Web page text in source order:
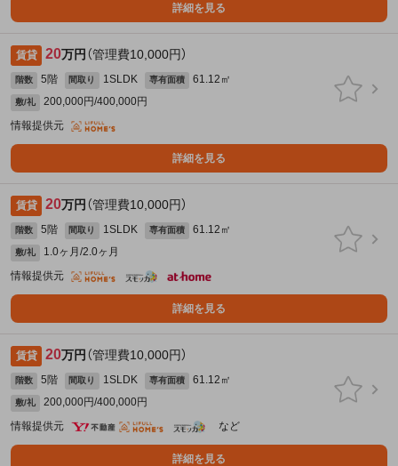
詳細を見る
賃貸 20万円 （管理費10,000円）
階数 5階 間取り 1SLDK 専有面積 61.12㎡
敷/礼
200,000円/400,000円
情報提供元
詳細を見る
賃貸 20万円 （管理費10,000円）
階数 5階 間取り 1SLDK 専有面積 61.12㎡
敷/礼
1.0ヶ月/2.0ヶ月
情報提供元
詳細を見る
賃貸 20万円 （管理費10,000円）
階数 5階 間取り 1SLDK 専有面積 61.12㎡
敷/礼
200,000円/400,000円
情報提供元
など
詳細を見る